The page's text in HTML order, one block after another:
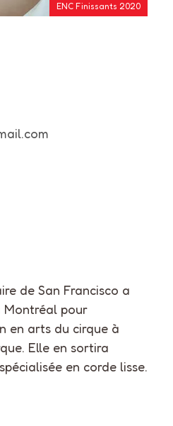
ENC Finissants 2020
de San Francisco a
Montréal pour
en arts du cirque à
Elle en sortira
en corde lisse.